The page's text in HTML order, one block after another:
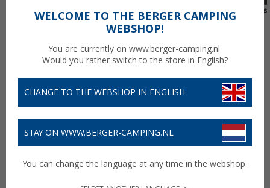
WELCOME TO THE BERGER CAMPING
WEBSHOP!
You are currently on www.berger-camping.nl.
Would you rather switch to the store in English?
CHANGE TO THE WEBSHOP IN ENGLISH
STAY ON WWW.BERGER-CAMPING.NL
You can change the language at any time in the webshop.